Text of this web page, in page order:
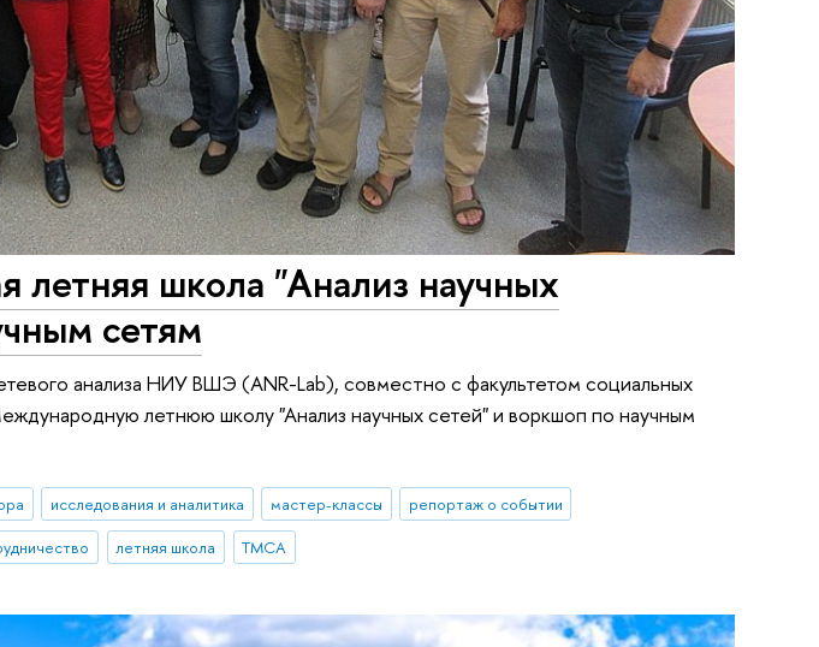
летняя школа "Анализ научных
сетям
анализа НИУ ВШЭ (ANR-Lab), совместно с факультетом социальных
летнюю школу "Анализ научных сетей" и воркшоп по научным
исследования и аналитика мастер-классы
репортаж о событии
летняя школа ТМСА